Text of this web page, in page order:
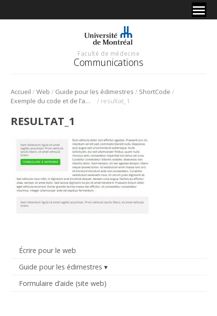
Faculté de médecine
Communications
Accueil /Web / Guide pour les édimestres / ShortCode /
Exemple du code et de l’affichage
/ resultat_1
Écrire pour le web
Guide pour les édimestres
Formulaire d’aide (site web)
RESULTAT_1